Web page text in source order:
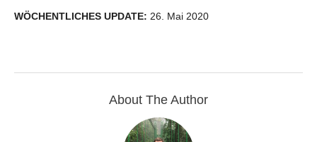
WÖCHENTLICHES UPDATE: 26. Mai 2020
About The Author